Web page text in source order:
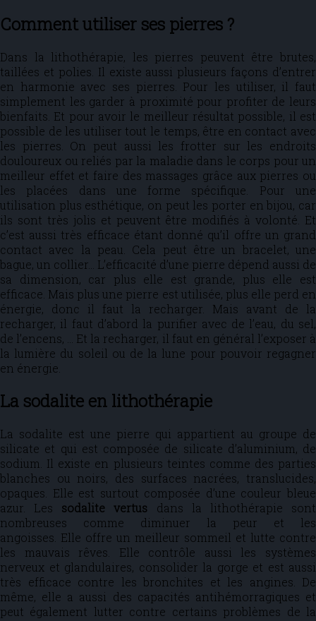
Comment utiliser ses pierres ?
Dans la lithothérapie, les pierres peuvent être brutes,
taillées et polies. Il existe aussi plusieurs façons d’entrer
en harmonie avec ses pierres. Pour les utiliser, il faut
simplement les garder à proximité pour profiter de leurs
bienfaits. Et pour avoir le meilleur résultat possible, il est
possible de les utiliser tout le temps, être en contact avec
les pierres. On peut aussi les frotter sur les endroits
douloureux ou reliés par la maladie dans le corps pour un
meilleur effet et faire des massages grâce aux pierres ou
les placées dans une forme spécifique. Pour une
utilisation plus esthétique, on peut les porter en bijou, car
ils sont très jolis et peuvent être modifiés à volonté. Et
c’est aussi très efficace étant donné qu’il offre un grand
contact avec la peau. Cela peut être un bracelet, une
bague, un collier… L’efficacité d’une pierre dépend aussi de
sa dimension, car plus elle est grande, plus elle est
efficace. Mais plus une pierre est utilisée, plus elle perd en
énergie, donc il faut la recharger. Mais avant de la
recharger, il faut d’abord la purifier avec de l’eau, du sel,
de l’encens, … Et la recharger, il faut en général l’exposer à
la lumière du soleil ou de la lune pour pouvoir regagner
en énergie.
La sodalite en lithothérapie
La sodalite est une pierre qui appartient au groupe de
silicate et qui est composée de silicate d’aluminium, de
sodium. Il existe en plusieurs teintes comme des parties
blanches ou noirs, des surfaces nacrées, translucides,
opaques. Elle est surtout composée d’une couleur bleue
azur. Les sodalite vertus dans la lithothérapie sont
nombreuses comme diminuer la peur et les
angoisses. Elle offre un meilleur sommeil et lutte contre
les mauvais rêves. Elle contrôle aussi les systèmes
nerveux et glandulaires, consolider la gorge et est aussi
très efficace contre les bronchites et les angines. De
même, elle a aussi des capacités antihémorragiques et
peut également lutter contre certains problèmes de la